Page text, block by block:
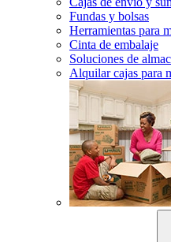
Fundas y bolsas
Herramientas para
Cinta de embalaje
Soluciones de
Alquilar cajas para